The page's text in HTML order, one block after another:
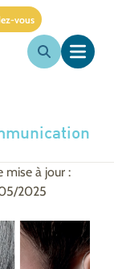
vous
mise à jour :
2025